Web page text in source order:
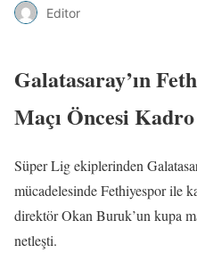
Editor
Galatasaray’ın
Maçı Öncesi Kadro
Süper Lig ekiplerinden
mücadelesinde Fethiyespor ile
direktör Okan Buruk’un kupa
netleşti.